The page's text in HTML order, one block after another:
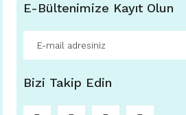
E-Bültenimize Kayıt Olun
Bizi Takip Edin